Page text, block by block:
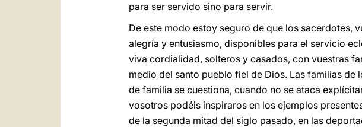
para ser servido sino para servir.
De este modo estoy seguro de que los sacerdotes,
alegría y entusiasmo, disponibles para el servicio
viva cordialidad, solteros y casados, con vuestras
medio del santo pueblo fiel de Dios. Las familias
de familia se cuestiona, cuando no se ataca
vosotros podéis inspiraros en los ejemplos
de la segunda mitad del siglo pasado, en las